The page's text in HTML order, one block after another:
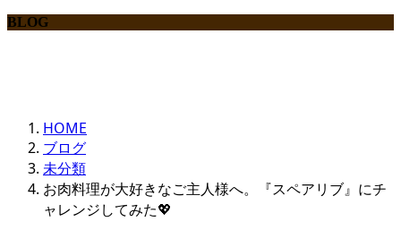
BLOG
HOME
ブログ
未分類
お肉料理が大好きなご主人様へ。『スペアリブ』にチ
ャレンジしてみた💖